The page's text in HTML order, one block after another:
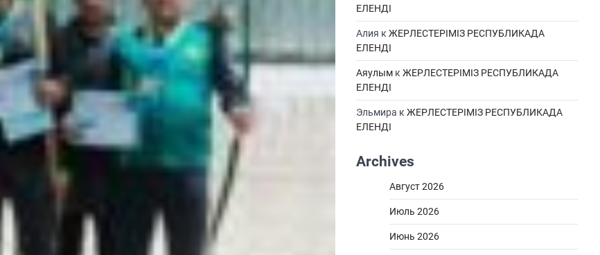
ЕЛЕНДІ
Алия к ЖЕРЛЕСТЕРІМІЗ РЕСПУБЛИКАДА
ЕЛЕНДІ
Аяулым к ЖЕРЛЕСТЕРІМІЗ РЕСПУБЛИКАДА
ЕЛЕНДІ
Эльмира к ЖЕРЛЕСТЕРІМІЗ РЕСПУБЛИКАДА
ЕЛЕНДІ
Archives
Август 2026
Июль 2026
Июнь 2026